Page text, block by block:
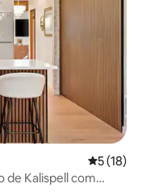
5 de uma
5 (18)
de Kalispell com